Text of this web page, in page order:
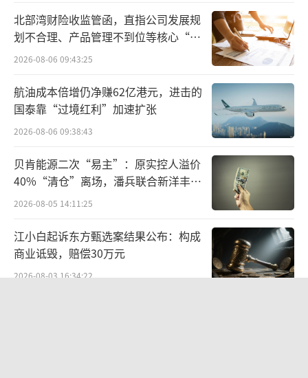
1%；归母净利润为1692万元，同比下降89.5
8%。
当然，眼科行业本就具有一定的季节性。
每年6-8月暑假期间，大量学生会在这个时候做
近视眼手术，所以眼科行业的二、三季度业绩
收环比增长为12.05%，三季度为8.24%。四季
度，公司营收更是环比下降，净利润出现亏
损。
即便抛开业绩来说，投资者对普瑞眼科业
绩能否稳定增长的疑问，并非没有逻辑支撑。
北部湾财险收监管函，直指公司发展规
划不合理、产品管理不到位等核心“痛
点”
2026-08-06 09:43:25
航油成本倍增仍净赚62亿港元，进击的
国泰靠“过境红利”加速扩张
2026-08-06 09:38:43
贝肯能源二次“易主”：原实控人溢价
40%“清仓”离场，潘兵联合新洋丰、
宏科百世拟入主
2026-08-05 14:11:25
江小白起诉东方甄选案结果公布：构成
商业诋毁，赔偿30万元
2026-08-03 16:34:22